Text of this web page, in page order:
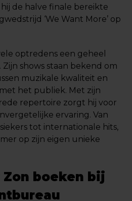
de halve finale bereikte
‘We Want More’ op
optredens een geheel
shows staan bekend om
muzikale kwaliteit en
het publiek. Met zijn
repertoire zorgt hij voor
ervaring. Van
tot internationale hits,
op zijn eigen unieke
Zon boeken bij